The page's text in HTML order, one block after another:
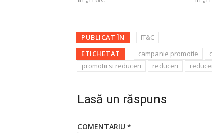
PUBLICAT ÎN
IT&C
ETICHETAT
campanie promotie
promotii si reduceri
reduceri
Lasă un răspuns
COMENTARIU *